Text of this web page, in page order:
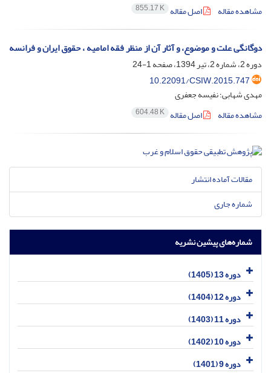
مشاهده مقاله
اصل مقاله 855.17 K
دوگانگی علت و موضوع، و آثار آن از منظر فقه امامیه ، حقوق ایران و فرانسه
دوره 2، شماره 2، تیر 1394، صفحه
1-24
10.22091/CSIW.2015.747
مهدی شهابی؛ نفیسه جعفری
مشاهده مقاله
اصل مقاله 604.48 K
مقالات آماده انتشار
شماره جاری
شماره‌های پیشین نشریه
دوره 13 (1405)
دوره 12 (1404)
دوره 11 (1403)
دوره 10 (1402)
دوره 9 (1401)